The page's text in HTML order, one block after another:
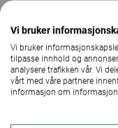
Les og
Vi bruker
Vi bruker
tilpasse innhold og
analysere trafikken vår. Vi
vårt med våre partnere
informasjon om